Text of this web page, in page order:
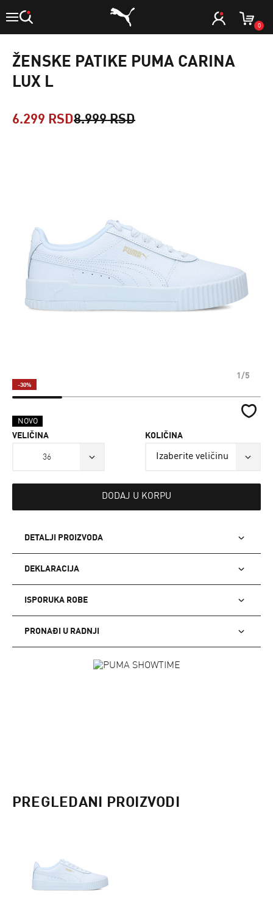
0
ŽENSKE PATIKE PUMA CARINA
LUX L
6.299 RSD8.999 RSD
1/5
-30%
NOVO
VELIČINA
36
KOLIČINA
DODAJ U KORPU
DETALJI PROIZVODA
DEKLARACIJA
ISPORUKA ROBE
PRONAĐI U RADNJI
PREGLEDANI PROIZVODI